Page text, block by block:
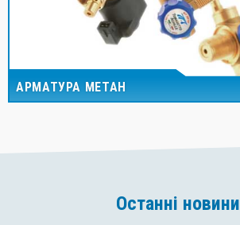
АРМАТУРА МЕТАН
Останні новини